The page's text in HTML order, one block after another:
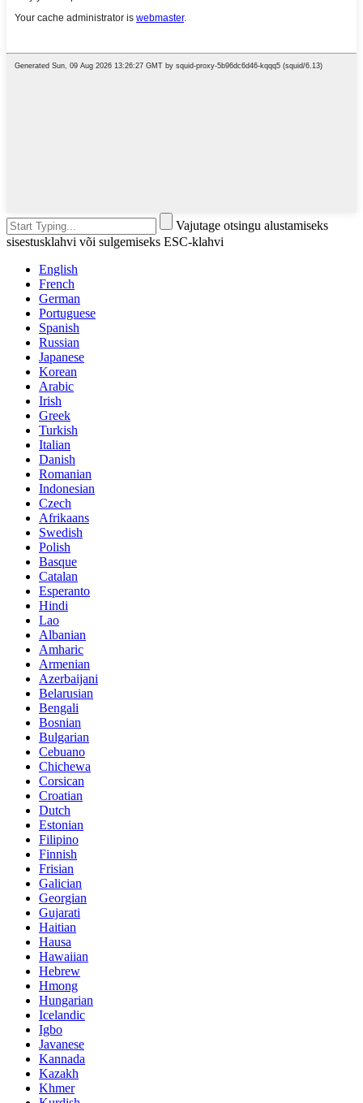
Vajutage otsingu alustamiseks
sisestusklahvi või sulgemiseks ESC-klahvi
English
French
German
Portuguese
Spanish
Russian
Japanese
Korean
Arabic
Irish
Greek
Turkish
Italian
Danish
Romanian
Indonesian
Czech
Afrikaans
Swedish
Polish
Basque
Catalan
Esperanto
Hindi
Lao
Albanian
Amharic
Armenian
Azerbaijani
Belarusian
Bengali
Bosnian
Bulgarian
Cebuano
Chichewa
Corsican
Croatian
Dutch
Estonian
Filipino
Finnish
Frisian
Galician
Georgian
Gujarati
Haitian
Hausa
Hawaiian
Hebrew
Hmong
Hungarian
Icelandic
Igbo
Javanese
Kannada
Kazakh
Khmer